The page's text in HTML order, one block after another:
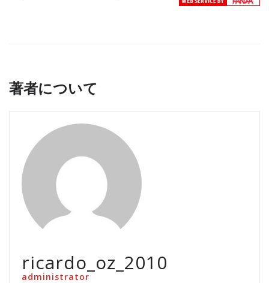
著者について
ricardo_oz_2010
administrator